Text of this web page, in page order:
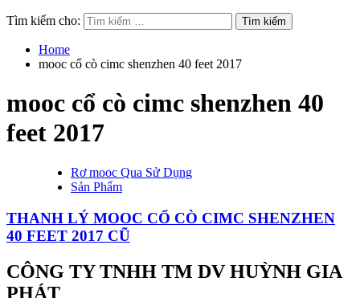
Tìm kiếm cho:
Home
mooc cổ cò cimc shenzhen 40 feet 2017
mooc cổ cò cimc shenzhen 40
feet 2017
Rơ mooc Qua Sử Dụng
Sản Phẩm
THANH LÝ MOOC CỔ CÒ CIMC SHENZHEN
40 FEET 2017 CŨ
CÔNG TY TNHH TM DV HUỲNH GIA
PHÁT